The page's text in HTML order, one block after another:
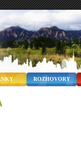
ROZHOVORY